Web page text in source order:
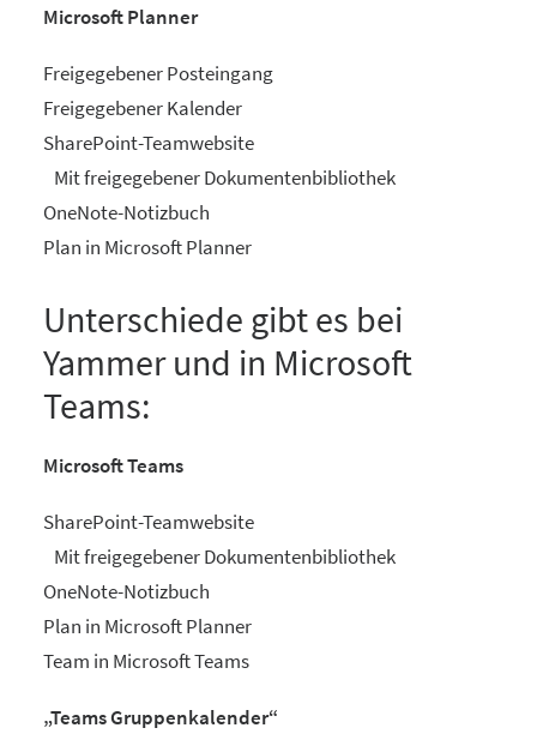
Microsoft Planner
Freigegebener Posteingang
Freigegebener Kalender
SharePoint-Teamwebsite
Mit freigegebener Dokumentenbibliothek
OneNote-Notizbuch
Plan in Microsoft Planner
Unterschiede gibt es bei
Yammer und in Microsoft
Teams:
Microsoft Teams
SharePoint-Teamwebsite
Mit freigegebener Dokumentenbibliothek
OneNote-Notizbuch
Plan in Microsoft Planner
Team in Microsoft Teams
„Teams Gruppenkalender“